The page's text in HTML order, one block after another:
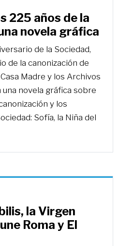
225 años de la
novela gráfica
de la Sociedad,
de la canonización de
Madre y los Archivos
novela gráfica sobre
y los
Sofía, la Niña del
la Virgen
Roma y El